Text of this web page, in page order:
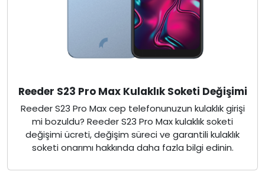
Reeder S23 Pro Max Kulaklık Soketi Değişimi
Reeder S23 Pro Max cep telefonunuzun kulaklık girişi
mi bozuldu? Reeder S23 Pro Max kulaklık soketi
değişimi ücreti, değişim süreci ve garantili kulaklık
soketi onarımı hakkında daha fazla bilgi edinin.